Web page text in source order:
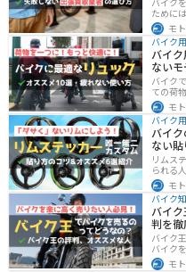
ために
業者を
た。ま
厳選・
モ
バイク
バイ
ない
バイク
ての荷
れる心
学・ツ
します。
モ
バイク
バイ
ない貼
リムス
られる
い」仕
方、き
介。初
プでき
モ
バイク
バイ
判を徹
バイク
バイク
却しよ
モ